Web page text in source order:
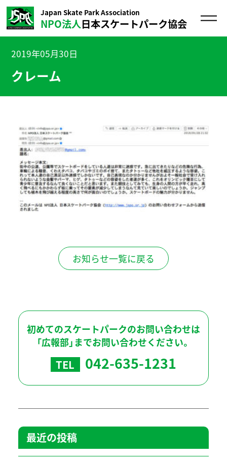
Japan Skate Park Association
NPO法人日本スケートパーク協会
2019年05月30日
クレーム
お知らせ一覧に戻る
初めてのスケートパークのお問い合わせは
「広報部」までお問い合わせください。
TEL 042-635-1231
最近の投稿